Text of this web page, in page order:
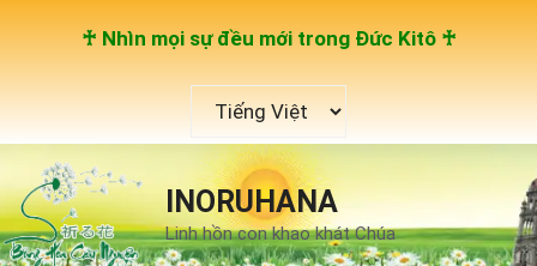
♰ Nhìn mọi sự đều mới trong Đức Kitô ♰
ngôn
ngữ
INORUHANA
Linh hồn con khao khát Chúa